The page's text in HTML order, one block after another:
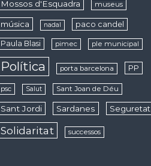
Mossos d'Esquadra museus
música nadal paco candel
Paula Blasi pimec ple municipal
Política porta barcelona PP
psc Salut Sant Joan de Déu
Sant Jordi Sardanes Seguretat
Solidaritat successos